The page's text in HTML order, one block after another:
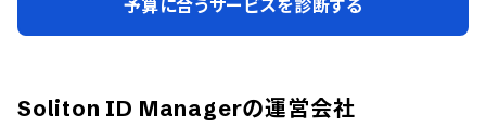
予算に合うサービスを診断する
Soliton ID Managerの運営会社